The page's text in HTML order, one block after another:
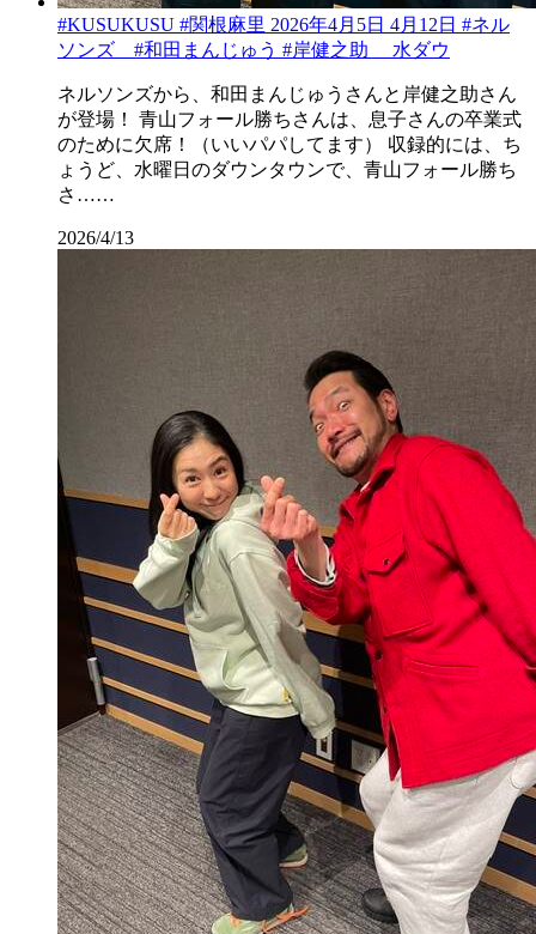
#KUSUKUSU #関根麻里 2026年4月5日 4月12日 #ネル
ソンズ #和田まんじゅう #岸健之助 水ダウ
ネルソンズから、和田まんじゅうさんと岸健之助さん
が登場！ 青山フォール勝ちさんは、息子さんの卒業式
のために欠席！（いいパパしてます） 収録的には、ち
ょうど、水曜日のダウンタウンで、青山フォール勝ち
さ……
2026/4/13